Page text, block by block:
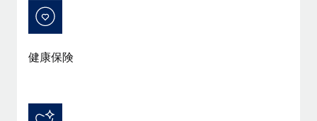
バックグラウンドチェック
候補者の選考プロセスをシンプルに
Compliance Watchtower
デバイス管理
活用事例
サポートを依頼する
すべてのリソースを表示する
グローバル給与処理
健康保険